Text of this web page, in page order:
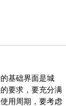
基础界面是城
要求，要充分满
用周期，要考虑